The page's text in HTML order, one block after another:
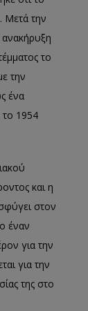
. Μετά την
ανακήρυξη
το
την
ένα
το 1954
και η
στον
έναν
για την
για την
της στο